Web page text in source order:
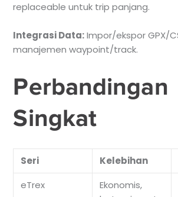
replaceable untuk trip panjang.
Integrasi Data:Impor/ekspor GPX/
manajemen waypoint/track.
Perbandingan
Singkat
Seri Kelebihan
eTrex
Ekonomis,